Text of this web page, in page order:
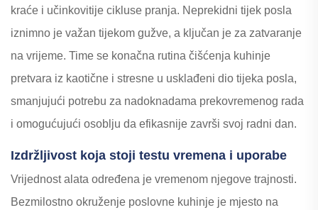
kraće i učinkovitije cikluse pranja. Neprekidni tijek posla
iznimno je važan tijekom gužve, a ključan je za zatvaranje
na vrijeme. Time se konačna rutina čišćenja kuhinje
pretvara iz kaotične i stresne u usklađeni dio tijeka posla,
smanjujući potrebu za nadoknadama prekovremenog rada
i omogućujući osoblju da efikasnije završi svoj radni dan.
Izdržljivost koja stoji testu vremena i uporabe
Vrijednost alata određena je vremenom njegove trajnosti.
Bezmilostno okruženje poslovne kuhinje je mjesto na